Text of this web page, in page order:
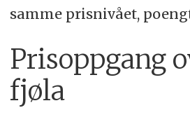
samme prisnivået,
Prisoppgang
fjøla